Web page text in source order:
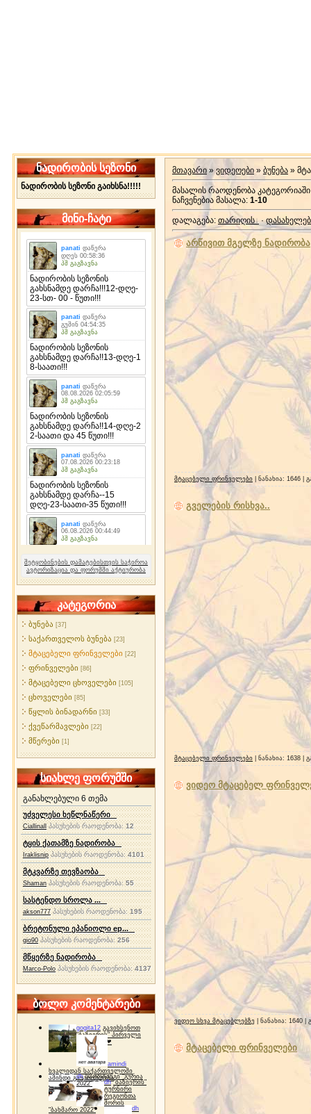
ნადირობის სეზონი
ნადირობის სეზონი გაიხსნა!!!!!
მინი-ჩატი
შეტყობინების დამატებისთვის საჭიროა
ავტორიზაცია და ფორუმში აქტიურობა
კატეგორია
ბუნება [37]
საქართველოს ბუნება [23]
მტაცებელი ფრინველები [22]
ფრინველები [86]
მტაცებელი ცხოველები [105]
ცხოველები [85]
წყლის ბინადარნი [33]
ქვეწარმავლები [22]
მწერები [1]
სიახლე ფორუმში
განახლებული 6 თემა
უძველესი ხეწლნაწერი
Ciallinall პასუხების რაოდენობა:12
ტყის ქათამზე ნადირობა
Iraklisnip პასუხების რაოდენობა: 4101
მტკვარზე თევზაობა
Shaman პასუხების რაოდენობა:55
სასტენდო სროლა ...
akson777 პასუხების რაოდენობა:195
ბრეტონული ეპანიოლი ep...
gio90 პასუხების რაოდენობა:256
მწყერზე ნადირობა
Marco-Polo პასუხების რაოდენობა:4137
ბოლო კომენტარები
gogita12 გავიხსენოთ
"ბაზიერის" პირველი
ტურნირი ❤
amindi
ხვალიდან საქართველოში
ამინდი გაუარესდება
dh სპორტინგი "გურია
2022"
dh "ბაზიერის"
ტურნირი
რეგიონთა
შორის
"ბახმარო 2022"
dh
მთავარი » ვიდეოები » ბუნება »
მასალის რაოდენობა კატეგორიაში
ნაჩვენებია მასალა: 1-10
დალაგება: თარიღის ·
არწივით მგელზე ნადირობა
მტაცებელი ფრინველები | ნანახია: 1646
გველების რისხვა..
მტაცებელი ფრინველები | ნანახია: 1638
ვიდეო მტაცებელ
ვიდეო სხვა მტაცებლებზე | ნანახია: 1640
მტაცებელი ფრინველები